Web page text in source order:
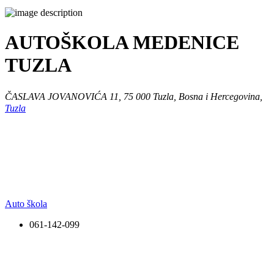
AUTOŠKOLA MEDENICE
TUZLA
ČASLAVA JOVANOVIĆA 11, 75 000 Tuzla, Bosna i Hercegovina,
Tuzla
Auto škola
061-142-099